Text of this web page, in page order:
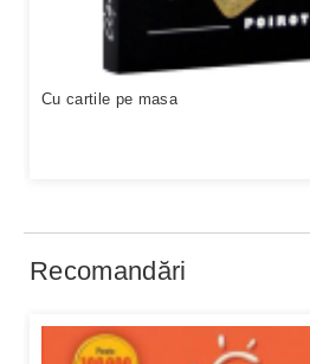
Cu cartile pe masa
Recomandări